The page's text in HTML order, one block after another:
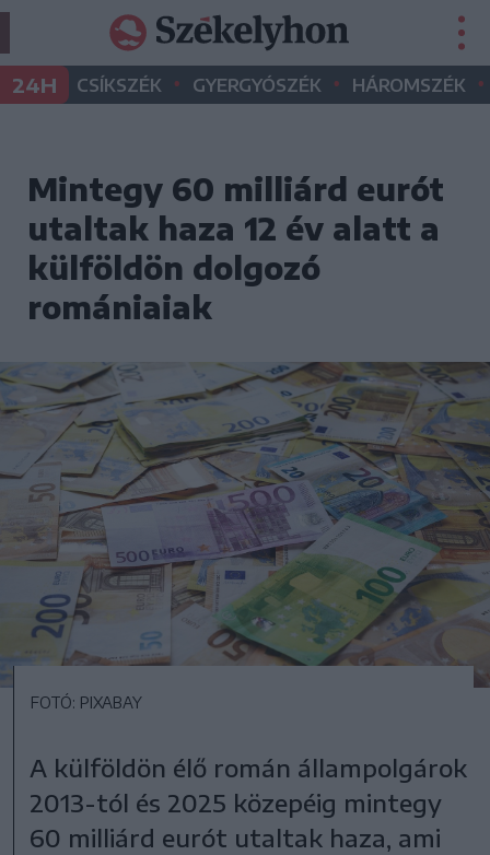
24H CSÍKSZÉK • GYERGYÓSZÉK • HÁROMSZÉK •
Mintegy 60 milliárd eurót
utaltak haza 12 év alatt a
külföldön dolgozó
romániaiak
FOTÓ: PIXABAY
A külföldön élő román állampolgárok
2013-tól és 2025 közepéig mintegy
60 milliárd eurót utaltak haza, ami